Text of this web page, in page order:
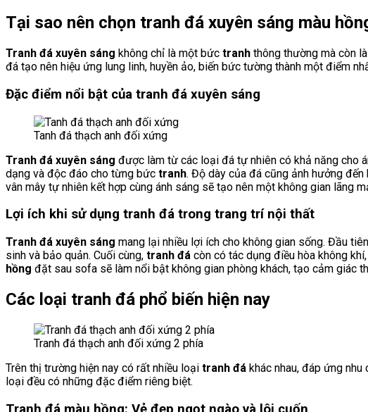
Tại sao nên chọn tranh đá xuyên sáng màu
Tranh đá xuyên sáng không chỉ là một bức tranh thông thường mà còn
đá tạo nên hiệu ứng lung linh, huyền ảo, biến bức tường thành một điểm
Đặc điểm nổi bật của tranh đá xuyên sáng
Tanh đá thạch anh đối xứng
Tranh đá xuyên sáng được làm từ các loại đá tự nhiên có khả năng cho
dạng và độc đáo cho từng bức tranh. Độ dày của đá cũng ảnh hưởng đến
vân mây tự nhiên kết hợp cùng ánh sáng sẽ tạo nên một không gian lãng
Lợi ích khi sử dụng tranh đá trong trang trí nội thất
Tranh đá xuyên sáng mang lại nhiều lợi ích cho không gian sống. Đầu
sinh và bảo quản. Cuối cùng, tranh đá còn có tác dụng điều hòa không
hồng đặt sau sofa sẽ làm nổi bật không gian phòng khách, tạo cảm giác
Các loại tranh đá phổ biến hiện nay
Tranh đá thạch anh đối xứng 2 phía
Trên thị trường hiện nay có rất nhiều loại tranh đá khác nhau, đáp ứng
loại đều có những đặc điểm riêng biệt.
Tranh đá màu hồng: Vẻ đẹp ngọt ngào và lôi cuốn